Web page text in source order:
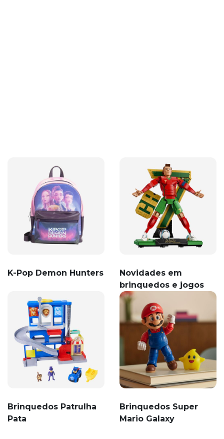
K-Pop Demon Hunters
Novidades em
brinquedos e jogos
Brinquedos Patrulha
Pata
Brinquedos Super
Mario Galaxy